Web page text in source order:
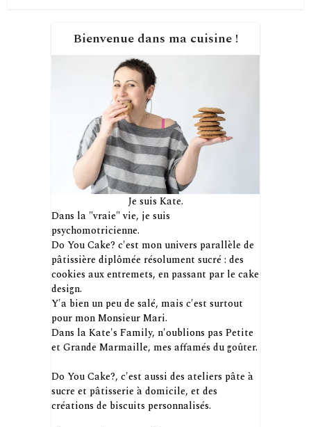
Bienvenue dans ma cuisine !
Je suis Kate.
Dans la "vraie" vie, je suis
psychomotricienne.
Do You Cake? c'est mon univers parallèle de
pâtissière diplômée résolument sucré : des
cookies aux entremets, en passant par le cake
design.
Y'a bien un peu de salé, mais c'est surtout
pour mon Monsieur Mari.
Dans la Kate's Family, n'oublions pas Petite
et Grande Marmaille, mes affamés du goûter.
Do You Cake?, c'est aussi des ateliers pâte à
sucre et pâtisserie à domicile, et des
créations de biscuits personnalisés.